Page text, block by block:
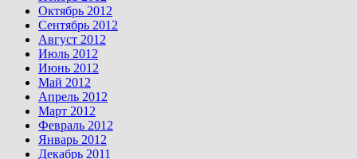
Октябрь 2012
Сентябрь 2012
Август 2012
Июль 2012
Июнь 2012
Май 2012
Апрель 2012
Март 2012
Февраль 2012
Январь 2012
Декабрь 2011